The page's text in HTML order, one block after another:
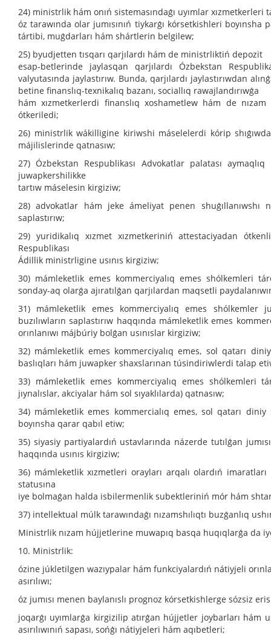
24) ministrlik hám onıń sistemasındaǵı uyımlar xızmetkerleri
óz tarawında olar jumısınıń tiykarǵı kórsetkishleri
tártibi, muǵdarları hám shártlerin belgilew;
25) byudjetten tısqarı qarjılardı hám de ministrliktiń depozit
esap-betlerinde jaylasqan qarjılardı Ózbekstan
valyutasında jaylastırıw. Bunda, qarjılardı jaylastırıwdan
betine finanslıq-texnikalıq bazanı, sociallıq rawajlandırıwǵa
hám xızmetkerlerdi finanslıq xoshametlew hám de
ótkeriledi;
26) ministrlik wákilligine kiriwshi máselelerdi kórip
májilislerinde qatnasıw;
27) Ózbekstan Respublikası Advokatlar palatası
juwapkershilikke
tartıw máselesin kirgiziw;
28) advokatlar hám jeke ámeliyat penen
saplastırıw;
29) yuridikalıq xızmet xızmetkeriniń attestaciyadan
Respublikası
Ádillik ministrligine usınıs kirgiziw;
30) mámleketlik emes kommerciyalıq emes shólkemleri
sonday-aq olarǵa ajıratılǵan qarjılardan maqsetli
31) mámleketlik emes kommerciyalıq emes shólkemler
buzılıwların saplastırıw haqqında mámleketlik emes
orınlanıwı májbúriy bolǵan usınıslar kirgiziw;
32) mámleketlik emes kommerciyalıq emes, sol qatarı
baslıqları hám juwapker shaxslarınan túsindiriwlerdi talap
33) mámleketlik emes kommerciyalıq emes shólkemleri
jıynalıslar, akciyalar hám sol sıyaklılarda) qatnasıw;
34) mámleketlik emes kommercialıq emes, sol qatarı
boyınsha qarar qabıl etiw;
35) siyasiy partiyalardıń ustavlarında názerde tutılǵan
haqqında usınıs kirgiziw;
36) mámleketlik xızmetleri orayları arqalı olardıń
statusına
iye bolmaǵan halda isbilermenlik subektleriniń mór hám
37) intellektual múlk tarawındaǵı nızamshılıqtı buzǵanlıq
Ministrlik nızam hújjetlerine muwapıq basqa huqıqlarǵa da
10. Ministrlik:
ózine júkletilgen wazıypalar hám funkciyalardıń nátiyjeli
asırılıwı;
óz jumısı menen baylanıslı prognoz kórsetkishlerge sózsiz
joqarǵı uyımlarǵa kirgizilip atırǵan hújjetler joybarları hám
asırılıwınıń sapası, sońǵı nátiyjeleri hám aqıbetleri;